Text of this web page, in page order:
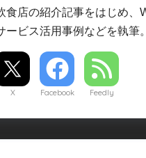
食店の紹介記事をはじめ、
ービス活用事例などを執筆。
X Facebook Feedly